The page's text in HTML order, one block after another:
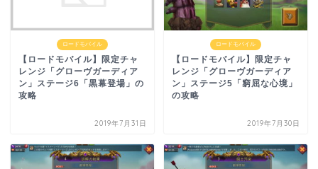
ロードモバイル
【ロードモバイル】限定チャ
レンジ「グローヴガーディア
ン」ステージ6「黒幕登場」の
攻略
2019年7月31日
ロードモバイル
【ロードモバイル】限定チャ
レンジ「グローヴガーディア
ン」ステージ5「窮屈な心境」
の攻略
2019年7月30日